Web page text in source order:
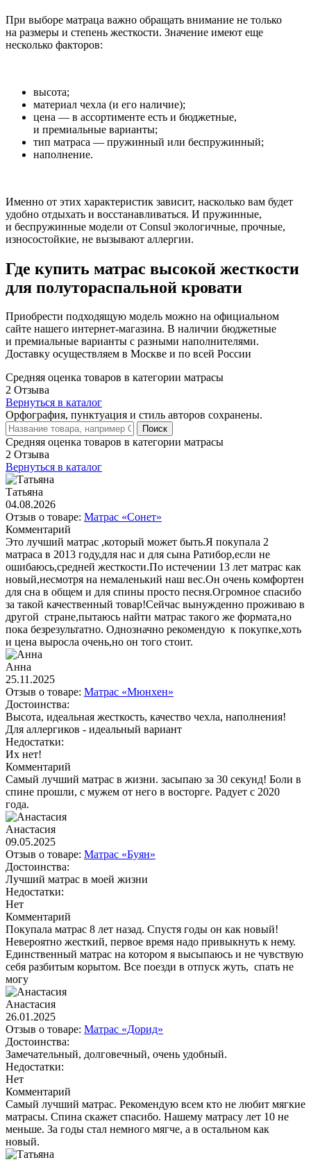
При выборе матраца важно обращать внимание не только
на размеры и степень жесткости. Значение имеют еще
несколько факторов:
высота;
материал чехла (и его наличие);
цена — в ассортименте есть и бюджетные,
и премиальные варианты;
тип матраса — пружинный или беспружинный;
наполнение.
Именно от этих характеристик зависит, насколько вам будет
удобно отдыхать и восстанавливаться. И пружинные,
и беспружинные модели от Consul экологичные, прочные,
износостойкие, не вызывают аллергии.
Где купить матрас высокой жесткости
для полутораспальной кровати
Приобрести подходящую модель можно на официальном
сайте нашего интернет-магазина. В наличии бюджетные
и премиальные варианты с разными наполнителями.
Доставку осуществляем в Москве и по всей России
Средняя оценка товаров в категории матрасы
2 Отзыва
Вернуться в каталог
Орфография, пунктуация и стиль авторов сохранены.
Поиск
Средняя оценка товаров в категории матрасы
2 Отзыва
Вернуться в каталог
Татьяна
04.08.2026
Отзыв о товаре: Матрас «Сонет»
Комментарий
Это лучший матрас ,который может быть.Я покупала 2
матраса в 2013 году,для нас и для сына Ратибор,если не
ошибаюсь,средней жесткости.По истечении 13 лет матрас как
новый,несмотря на немаленький наш вес.Он очень комфортен
для сна в общем и для спины просто песня.Огромное спасибо
за такой качественный товар!Сейчас вынужденно проживаю в
другой стране,пытаюсь найти матрас такого же формата,но
пока безрезультатно. Однозначно рекомендую к покупке,хоть
и цена выросла очень,но он того стоит.
Анна
25.11.2025
Отзыв о товаре: Матрас «Мюнхен»
Достоинства:
Высота, идеальная жесткость, качество чехла, наполнения!
Для аллергиков - идеальный вариант
Недостатки:
Их нет!
Комментарий
Самый лучший матрас в жизни. засыпаю за 30 секунд! Боли в
спине прошли, с мужем от него в восторге. Радует с 2020
года.
Анастасия
09.05.2025
Отзыв о товаре: Матрас «Буян»
Достоинства:
Лучший матрас в моей жизни
Недостатки:
Нет
Комментарий
Покупала матрас 8 лет назад. Спустя годы он как новый!
Невероятно жесткий, первое время надо привыкнуть к нему.
Единственный матрас на котором я высыпаюсь и не чувствую
себя разбитым корытом. Все поезди в отпуск жуть, спать не
могу
Анастасия
26.01.2025
Отзыв о товаре: Матрас «Дорид»
Достоинства:
Замечательный, долговечный, очень удобный.
Недостатки:
Нет
Комментарий
Самый лучший матрас. Рекомендую всем кто не любит мягкие
матрасы. Спина скажет спасибо. Нашему матрасу лет 10 не
меньше. За годы стал немного мягче, а в остальном как
новый.